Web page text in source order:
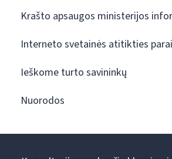
Krašto apsaugos ministerijos
Interneto svetainės atitikties
Ieškome turto savininkų
Nuorodos